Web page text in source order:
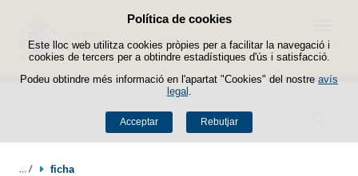
Política de cookies
Este lloc web utilitza cookies pròpies per a facilitar la navegació i
cookies de tercers per a obtindre estadístiques d'ús i satisfacció.
Podeu obtindre més informació en l'apartat "Cookies" del nostre avís
legal
Acceptar Rebutjar
Passar al contingut
Buscador
Menú
ficha